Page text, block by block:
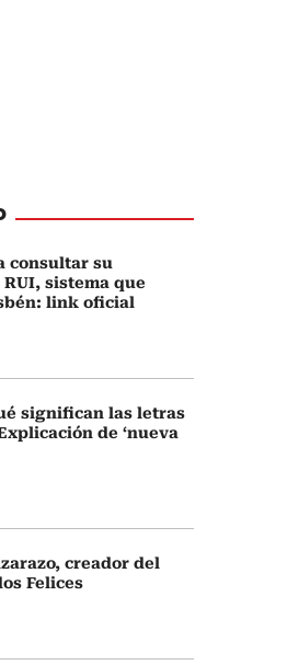
consultar su
sistema que
link oficial
significan las letras
de ‘nueva
creador del
Felices